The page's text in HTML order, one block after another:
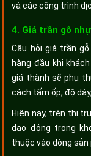
và các công trình
4. Giá trần gỗ
Câu hỏi giá trần
hàng đầu khi
giá thành sẽ phụ
cách tấm ốp, độ
Hiện nay, trên thị
dao động trong
thuộc vào dòng sản